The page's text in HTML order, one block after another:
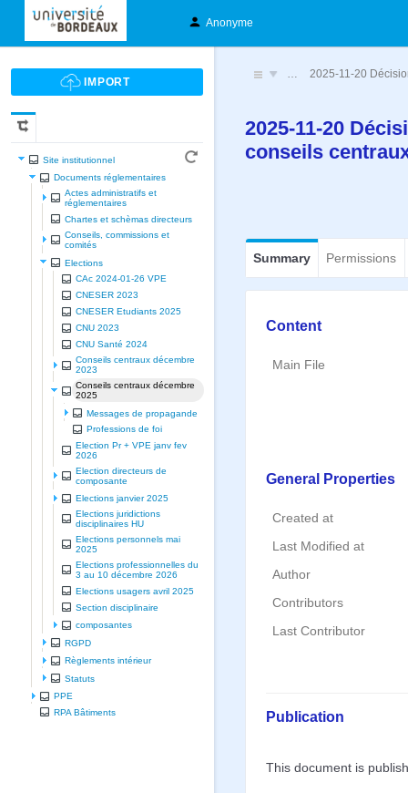
Anonyme
Site institutionnel
Documents réglementaires
Actes administratifs et
réglementaires
Chartes et schèmas directeurs
Conseils, commissions et
comités
Elections
CAc 2024-01-26 VPE
CNESER 2023
CNESER Etudiants 2025
CNU 2023
CNU Santé 2024
Conseils centraux décembre
2023
Conseils centraux décembre
2025
Messages de propagande
Professions de foi
Election Pr + VPE janv fev
2026
Election directeurs de
composante
Elections janvier 2025
Elections juridictions
disciplinaires HU
Elections personnels mai
2025
Elections professionnelles du
3 au 10 décembre 2026
Elections usagers avril 2025
Section disciplinaire
composantes
RGPD
Règlements intérieur
Statuts
PPE
RPA Bâtiments
… 2025-11-20
2025-11-20
conseils
Summary Permissions
Content
Main File
General Properties
Created at
Last Modified at
Author
Contributors
Last Contributor
Publication
This document is